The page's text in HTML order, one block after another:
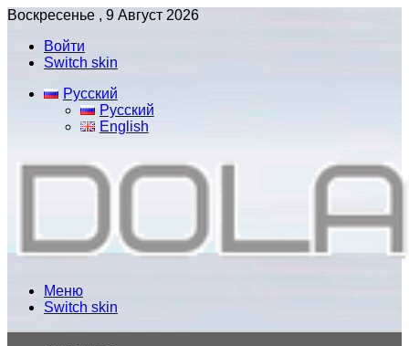
Воскресенье , 9 Август 2026
Войти
Switch skin
Русский
Русский
English
Меню
Switch skin